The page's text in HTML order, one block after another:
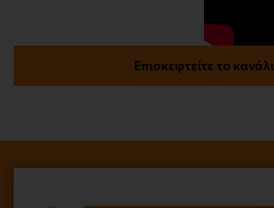
Επισκεφτείτε το κανάλι